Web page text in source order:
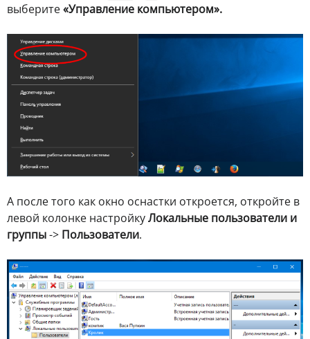
выберите«Управление компьютером».
А после того как окно оснастки откроется, откройте в
левой колонке настройкуЛокальные пользователи и
группы-> Пользователи.